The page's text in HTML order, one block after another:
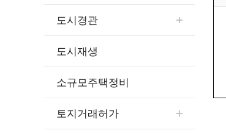
도시경관
도시재생
소규모주택정비
토지거래허가